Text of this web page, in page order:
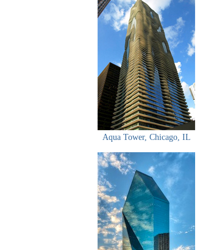
Aqua Tower, Chicago, IL